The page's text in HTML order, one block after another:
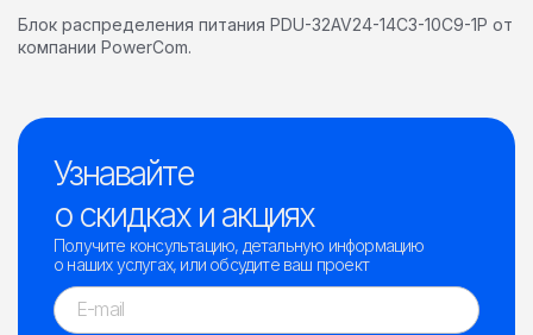
Блок распределения питания PDU-32AV24-14C3-10C9-1P от
компании PowerCom.
Узнавайте
о скидках и акциях
Получите консультацию, детальную информацию
о наших услугах, или обсудите ваш проект